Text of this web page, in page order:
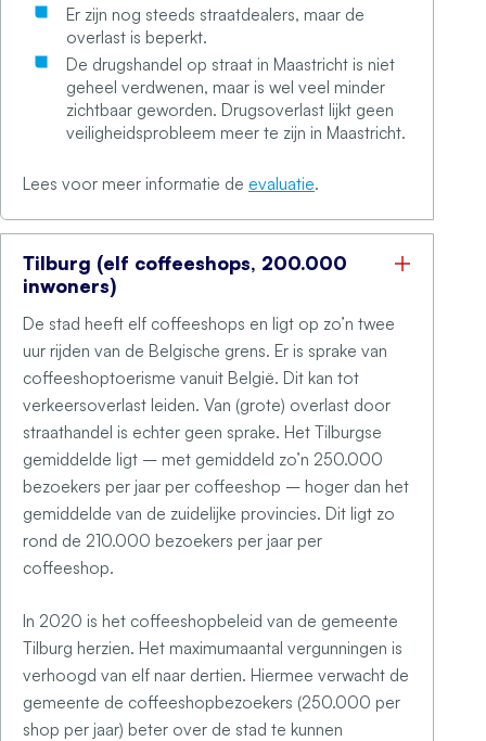
Er zijn nog steeds straatdealers, maar de
overlast is beperkt.
De drugshandel op straat in Maastricht is niet
geheel verdwenen, maar is wel veel minder
zichtbaar geworden. Drugsoverlast lijkt geen
veiligheidsprobleem meer te zijn in Maastricht.
Lees voor meer informatie de evaluatie.
Tilburg (elf coffeeshops, 200.000
inwoners)
De stad heeft elf coffeeshops en ligt op zo’n twee
uur rijden van de Belgische grens. Er is sprake van
coffeeshoptoerisme vanuit België. Dit kan tot
verkeersoverlast leiden. Van (grote) overlast door
straathandel is echter geen sprake. Het Tilburgse
gemiddelde ligt – met gemiddeld zo’n 250.000
bezoekers per jaar per coffeeshop – hoger dan het
gemiddelde van de zuidelijke provincies. Dit ligt zo
rond de 210.000 bezoekers per jaar per
coffeeshop.
In 2020 is het coffeeshopbeleid van de gemeente
Tilburg herzien. Het maximumaantal vergunningen is
verhoogd van elf naar dertien. Hiermee verwacht de
gemeente de coffeeshopbezoekers (250.000 per
shop per jaar) beter over de stad te kunnen